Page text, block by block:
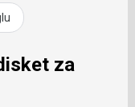
e
d
za